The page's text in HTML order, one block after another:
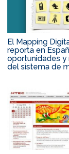
El Mapping
reporta en
oportunidades y
del sistema de